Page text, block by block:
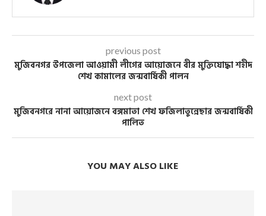
previous post
মুজিবনগর উপজেলা আওয়ামী লীগের আয়োজনে বীর মুক্তিযোদ্ধা শহীদ
শেখ কামালের জন্মবার্ষিকী পালন
next post
মুজিবনগরে নানা আয়োজনে বঙ্গমাতা শেখ ফজিলাতুন্নেছার জন্মবার্ষিকী
পালিত
YOU MAY ALSO LIKE